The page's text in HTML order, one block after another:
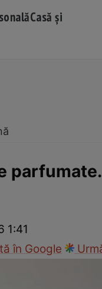
Casă și
1:41
în Google